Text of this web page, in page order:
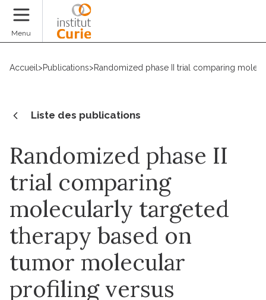
Menu
Accueil >Publications>Randomized phase II trial comparing
Liste des publications
Randomized phase II
trial comparing
molecularly targeted
therapy based on
tumor molecular
profiling versus